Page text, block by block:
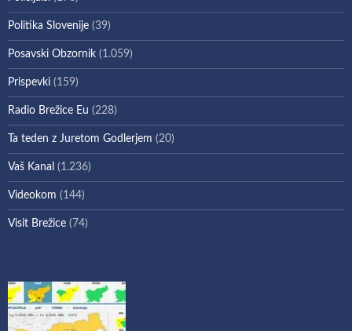
Politika Slovenije (39)
Posavski Obzornik (1.059)
Prispevki (159)
Radio Brežice Eu (228)
Ta teden z Juretom Godlerjem (20)
Vaš Kanal (1.236)
Videokom (144)
Visit Brežice (74)